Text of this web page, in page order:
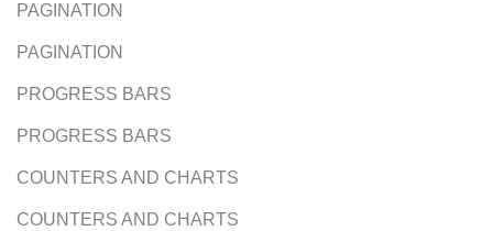
PAGINATION
PAGINATION
PROGRESS BARS
PROGRESS BARS
COUNTERS AND CHARTS
COUNTERS AND CHARTS